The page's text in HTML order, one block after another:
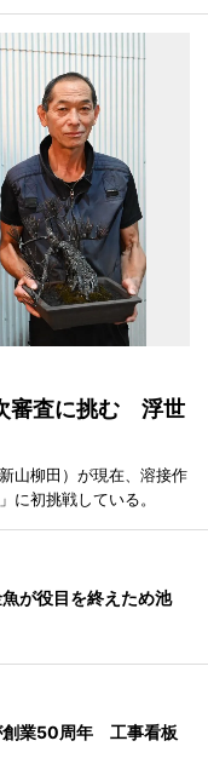
審査に挑む 浮世
山柳田）が現在、溶接作
に初挑戦している。
が役目を終えため池
創業50周年 工事看板